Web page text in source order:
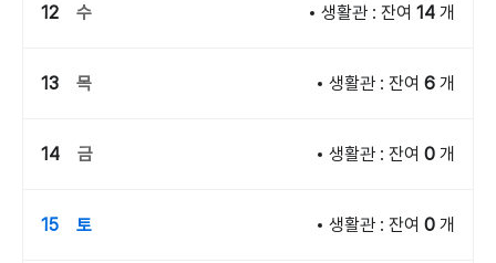
12 수 생활관 : 잔여 14 개
13 목 생활관 : 잔여 6 개
14 금 생활관 : 잔여 0 개
15 토 생활관 : 잔여 0 개